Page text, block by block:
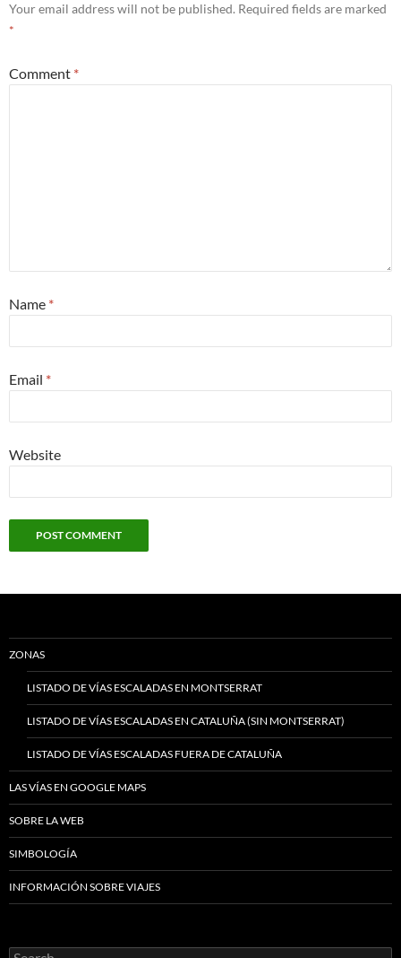
Your email address will not be published. Required fields are marked
*
Comment *
Name *
Email *
Website
ZONAS
LISTADO DE VÍAS ESCALADAS EN MONTSERRAT
LISTADO DE VÍAS ESCALADAS EN CATALUÑA (SIN MONTSERRAT)
LISTADO DE VÍAS ESCALADAS FUERA DE CATALUÑA
LAS VÍAS EN GOOGLE MAPS
SOBRE LA WEB
SIMBOLOGÍA
INFORMACIÓN SOBRE VIAJES
Search